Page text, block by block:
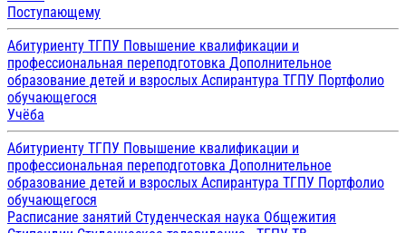
Поступающему
Абитуриенту ТГПУ Повышение квалификации и
профессиональная переподготовка Дополнительное
образование детей и взрослых Аспирантура ТГПУ Портфолио
обучающегося
Учёба
Абитуриенту ТГПУ Повышение квалификации и
профессиональная переподготовка Дополнительное
образование детей и взрослых Аспирантура ТГПУ Портфолио
обучающегося
Расписание занятий Студенческая наука Общежития